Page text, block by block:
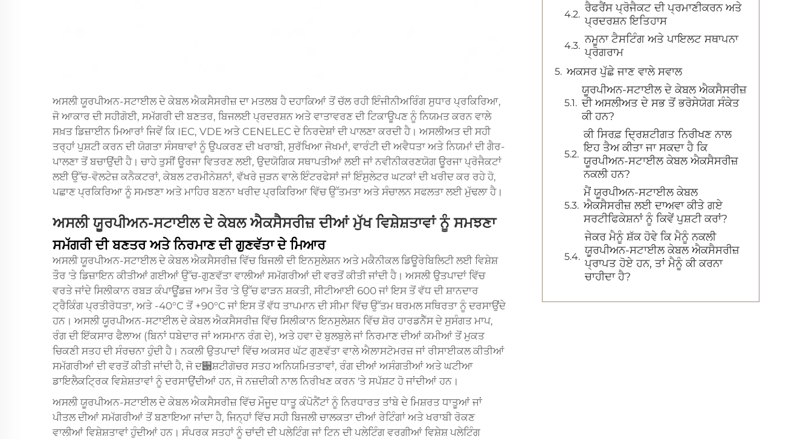
ਅਸਲੀ ਯੂਰਪੀਅਨ-ਸਟਾਈਲ ਦੇ ਕੇਬਲ ਐਕਸੈਸਰੀਜ਼ ਦਾ ਮਤਲਬ ਹੈ ਦਹਾਕਿਆਂ ਤੋਂ ਚੱਲ ਰਹੀ ਇੰਜੀਨੀਅਰਿੰਗ ਸੁਧਾਰ ਪ੍ਰਕਿਰਿਆ,
ਜੋ ਆਕਾਰ ਦੀ ਸਹੀਗੋਈ, ਸਮੱਗਰੀ ਦੀ ਬਣਤਰ, ਬਿਜਲਈ ਪ੍ਰਦਰਸ਼ਨ ਅਤੇ ਵਾਤਾਵਰਣ ਦੀ ਟਿਕਾਊਪਣ ਨੂੰ ਨਿਯਮਤ ਕਰਨ ਵਾਲੇ
ਸਖ਼ਤ ਡਿਜ਼ਾਈਨ ਮਿਆਰਾਂ ਜਿਵੇਂ ਕਿ IEC, VDE ਅਤੇ CENELEC ਦੇ ਨਿਰਦੇਸ਼ਾਂ ਦੀ ਪਾਲਣਾ ਕਰਦੀ ਹੈ। ਅਸਲੀਅਤ ਦੀ ਸਹੀ
ਤਰ੍ਹਾਂ ਪੁਸ਼ਟੀ ਕਰਨ ਦੀ ਯੋਗਤਾ ਸੰਸਥਾਵਾਂ ਨੂੰ ਉਪਕਰਣ ਦੀ ਖਰਾਬੀ, ਸੁਰੱਖਿਆ ਜੋਖਮਾਂ, ਵਾਰੰਟੀ ਦੀ ਅਵੈਧਤਾ ਅਤੇ ਨਿਯਮਾਂ ਦੀ ਗੈਰ-
ਪਾਲਣਾ ਤੋਂ ਬਚਾਉਂਦੀ ਹੈ। ਚਾਹੇ ਤੁਸੀਂ ਊਰਜਾ ਵਿਤਰਣ ਲਈ, ਉਦਯੋਗਿਕ ਸਥਾਪਤੀਆਂ ਲਈ ਜਾਂ ਨਵੀਨੀਕਰਣਯੋਗ ਊਰਜਾ ਪ੍ਰੋਜੈਕਟਾਂ
ਲਈ ਉੱਚ-ਵੋਲਟੇਜ਼ ਕਨੈਕਟਰਾਂ, ਕੇਬਲ ਟਰਮੀਨੇਸ਼ਨਾਂ, ਵੱਖਰੇ ਜੁੜਨ ਵਾਲੇ ਇੰਟਰਫੇਸਾਂ ਜਾਂ ਇੰਸੁਲੇਟਰ ਘਟਕਾਂ ਦੀ ਖਰੀਦ ਕਰ ਰਹੇ ਹੋ,
ਪਛਾਣ ਪ੍ਰਕਿਰਿਆ ਨੂੰ ਸਮਝਣਾ ਅਤੇ ਮਾਹਿਰ ਬਣਨਾ ਖਰੀਦ ਪ੍ਰਕਿਰਿਆ ਵਿੱਚ ਉੱਤਮਤਾ ਅਤੇ ਸੰਚਾਲਨ ਸਫਲਤਾ ਲਈ ਮੁੱਢਲਾ ਹੈ।
ਅਸਲੀ ਯੂਰਪੀਅਨ-ਸਟਾਈਲ ਦੇ ਕੇਬਲ ਐਕਸੈਸਰੀਜ਼ ਦੀਆਂ ਮੁੱਖ ਵਿਸ਼ੇਸ਼ਤਾਵਾਂ ਨੂੰ ਸਮਝਣਾ
ਸਮੱਗਰੀ ਦੀ ਬਣਤਰ ਅਤੇ ਨਿਰਮਾਣ ਦੀ ਗੁਣਵੱਤਾ ਦੇ ਮਿਆਰ
ਅਸਲੀ ਯੂਰਪੀਅਨ-ਸਟਾਈਲ ਦੇ ਕੇਬਲ ਐਕਸੈਸਰੀਜ਼ ਵਿੱਚ ਬਿਜਲੀ ਦੀ ਇਨਸੁਲੇਸ਼ਨ ਅਤੇ ਮਕੈਨੀਕਲ ਡਿਊਰੇਬਿਲਿਟੀ ਲਈ ਵਿਸ਼ੇਸ਼
ਤੌਰ 'ਤੇ ਡਿਜ਼ਾਇਨ ਕੀਤੀਆਂ ਗਈਆਂ ਉੱਚ-ਗੁਣਵੱਤਾ ਵਾਲੀਆਂ ਸਮੱਗਰੀਆਂ ਦੀ ਵਰਤੋਂ ਕੀਤੀ ਜਾਂਦੀ ਹੈ। ਅਸਲੀ ਉਤਪਾਦਾਂ ਵਿੱਚ
ਵਰਤੇ ਜਾਂਦੇ ਸਿਲੀਕਾਨ ਰਬੜ ਕੰਪਾਊਂਡਜ਼ ਆਮ ਤੌਰ 'ਤੇ ਉੱਚ ਫਾੜਨ ਸ਼ਕਤੀ, ਸੀਟੀਆਈ 600 ਜਾਂ ਇਸ ਤੋਂ ਵੱਧ ਦੀ ਸ਼ਾਨਦਾਰ
ਟ੍ਰੈਕਿੰਗ ਪ੍ਰਤੀਰੋਧਤਾ, ਅਤੇ -40°C ਤੋਂ +90°C ਜਾਂ ਇਸ ਤੋਂ ਵੱਧ ਤਾਪਮਾਨ ਦੀ ਸੀਮਾ ਵਿੱਚ ਉੱਤਮ ਥਰਮਲ ਸਥਿਰਤਾ ਨੂੰ ਦਰਸਾਉਂਦੇ
ਹਨ। ਅਸਲੀ ਯੂਰਪੀਅਨ-ਸਟਾਈਲ ਦੇ ਕੇਬਲ ਐਕਸੈਸਰੀਜ਼ ਵਿੱਚ ਸਿਲੀਕਾਨ ਇਨਸੁਲੇਸ਼ਨ ਵਿੱਚ ਸ਼ੋਰ ਹਾਰਡਨੈੱਸ ਦੇ ਸੁਸੰਗਤ ਮਾਪ,
ਰੰਗ ਦੀ ਇੱਕਸਾਰ ਫੈਲਾਅ (ਬਿਨਾਂ ਧਬੇਦਾਰ ਜਾਂ ਅਸਮਾਨ ਰੰਗ ਦੇ), ਅਤੇ ਹਵਾ ਦੇ ਬੁਲਬੁਲੇ ਜਾਂ ਨਿਰਮਾਣ ਦੀਆਂ ਕਮੀਆਂ ਤੋਂ ਮੁਕਤ
ਚਿਕਣੀ ਸਤਹ ਦੀ ਸੰਰਚਨਾ ਹੁੰਦੀ ਹੈ। ਨਕਲੀ ਉਤਪਾਦਾਂ ਵਿੱਚ ਅਕਸਰ ਘੱਟ ਗੁਣਵੱਤਾ ਵਾਲੇ ਐਲਾਸਟੋਮਰਜ਼ ਜਾਂ ਰੀਸਾਈਕਲ ਕੀਤੀਆਂ
ਸਮੱਗਰੀਆਂ ਦੀ ਵਰਤੋਂ ਕੀਤੀ ਜਾਂਦੀ ਹੈ, ਜੋ ਦ੃ਸ਼ਟੀਗੋਚਰ ਸਤਹ ਅਨਿਯਮਿਤਤਾਵਾਂ, ਰੰਗ ਦੀਆਂ ਅਸੰਗਤੀਆਂ ਅਤੇ ਘਟੀਆ
ਡਾਇਲੈਕਟ੍ਰਿਕ ਵਿਸ਼ੇਸ਼ਤਾਵਾਂ ਨੂੰ ਦਰਸਾਉਂਦੀਆਂ ਹਨ, ਜੋ ਨਜ਼ਦੀਕੀ ਨਾਲ ਨਿਰੀਖਣ ਕਰਨ 'ਤੇ ਸਪੱਸ਼ਟ ਹੋ ਜਾਂਦੀਆਂ ਹਨ।
ਅਸਲੀ ਯੂਰਪੀਅਨ-ਸਟਾਈਲ ਦੇ ਕੇਬਲ ਐਕਸੈਸਰੀਜ਼ ਵਿੱਚ ਮੌਜੂਦ ਧਾਤੂ ਕੰਪੋਨੈਂਟਾਂ ਨੂੰ ਨਿਰਧਾਰਤ ਤਾਂਬੇ ਦੇ ਮਿਸ਼ਰਤ ਧਾਤੂਆਂ ਜਾਂ
ਪੀਤਲ ਦੀਆਂ ਸਮੱਗਰੀਆਂ ਤੋਂ ਬਣਾਇਆ ਜਾਂਦਾ ਹੈ, ਜਿਨ੍ਹਾਂ ਵਿੱਚ ਸਹੀ ਬਿਜਲੀ ਚਾਲਕਤਾ ਦੀਆਂ ਰੇਟਿੰਗਾਂ ਅਤੇ ਖਰਾਬੀ ਰੋਕਣ
ਵਾਲੀਆਂ ਵਿਸ਼ੇਸ਼ਤਾਵਾਂ ਹੁੰਦੀਆਂ ਹਨ। ਸੰਪਰਕ ਸਤਹਾਂ ਨੂੰ ਚਾਂਦੀ ਦੀ ਪਲੇਟਿੰਗ ਜਾਂ ਟਿਨ ਦੀ ਪਲੇਟਿੰਗ ਵਰਗੀਆਂ ਵਿਸ਼ੇਸ਼ ਪਲੇਟਿੰਗ
ਰੈਫਰੈਂਸ ਪ੍ਰੋਜੈਕਟ ਦੀ ਪ੍ਰਮਾਣੀਕਰਨ ਅਤੇ
ਪ੍ਰਦਰਸ਼ਨ ਇਤਿਹਾਸ
ਨਮੂਨਾ ਟੈਸਟਿੰਗ ਅਤੇ ਪਾਇਲਟ ਸਥਾਪਨਾ
ਪ੍ਰੋਗਰਾਮ
ਅਕਸਰ ਪੁੱਛੇ ਜਾਣ ਵਾਲੇ ਸਵਾਲ
ਯੂਰਪੀਅਨ-ਸਟਾਈਲ ਦੇ ਕੇਬਲ ਐਕਸੈਸਰੀਜ਼
ਦੀ ਅਸਲੀਅਤ ਦੇ ਸਭ ਤੋਂ ਭਰੋਸੇਯੋਗ ਸੰਕੇਤ
ਕੀ ਹਨ?
ਕੀ ਸਿਰਫ਼ ਦ੍ਰਿਸ਼ਟੀਗਤ ਨਿਰੀਖਣ ਨਾਲ
ਇਹ ਤੈਅ ਕੀਤਾ ਜਾ ਸਕਦਾ ਹੈ ਕਿ
ਯੂਰਪੀਅਨ-ਸਟਾਈਲ ਕੇਬਲ ਐਕਸੈਸਰੀਜ਼
ਨਕਲੀ ਹਨ?
ਮੈਂ ਯੂਰਪੀਅਨ-ਸਟਾਈਲ ਕੇਬਲ
ਐਕਸੈਸਰੀਜ਼ ਲਈ ਦਾਅਵਾ ਕੀਤੇ ਗਏ
ਸਰਟੀਫਿਕੇਸ਼ਨਾਂ ਨੂੰ ਕਿਵੇਂ ਪੁਸ਼ਟੀ ਕਰਾਂ?
ਜੇਕਰ ਮੈਨੂੰ ਸ਼ੱਕ ਹੋਵੇ ਕਿ ਮੈਨੂੰ ਨਕਲੀ
ਯੂਰਪੀਅਨ-ਸਟਾਈਲ ਕੇਬਲ ਐਕਸੈਸਰੀਜ਼
ਪ੍ਰਾਪਤ ਹੋਏ ਹਨ, ਤਾਂ ਮੈਨੂੰ ਕੀ ਕਰਨਾ
ਚਾਹੀਦਾ ਹੈ?